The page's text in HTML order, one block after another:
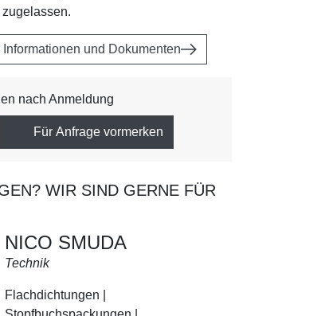
und Dokumenten
nach Anmeldung
Für Anfrage vormerken
WIR SIND GERNE FÜR
NICO SMUDA
Technik
Flachdichtungen |